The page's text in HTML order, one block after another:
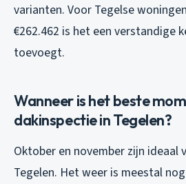
varianten. Voor Tegelse
€262.462 is het een verstandige
toevoegt.
Wanneer is het beste
dakinspectie in Tegelen?
Oktober en november zijn ideaal
Tegelen. Het weer is meestal